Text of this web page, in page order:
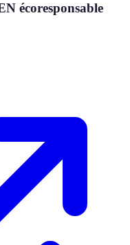
écoresponsable